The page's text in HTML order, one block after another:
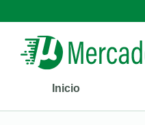
Inicio